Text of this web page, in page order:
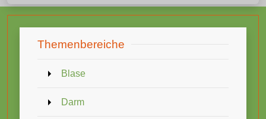
Themenbereiche
Blase
Darm